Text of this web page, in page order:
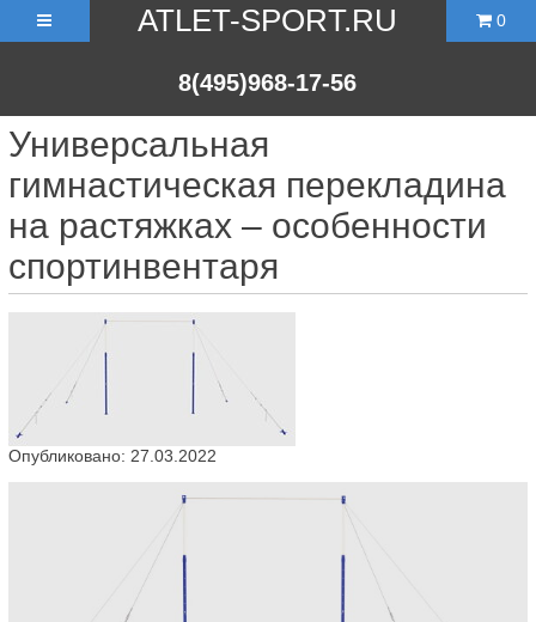
ATLET-SPORT.RU
8(495)968-17-56
0
Универсальная
гимнастическая перекладина
на растяжках – особенности
спортинвентаря
Опубликовано: 27.03.2022